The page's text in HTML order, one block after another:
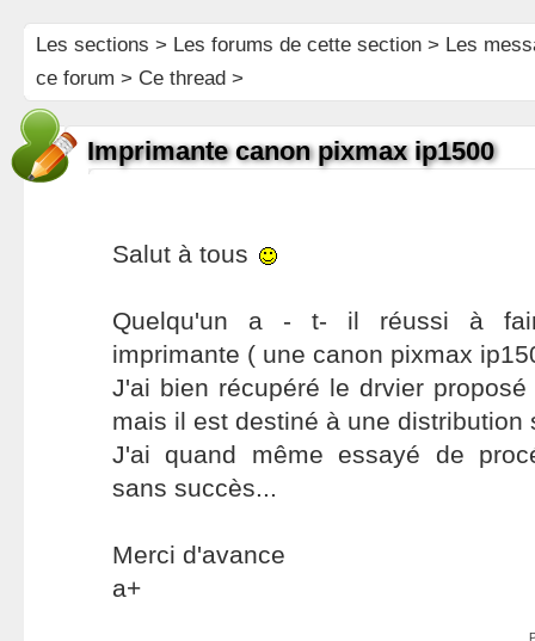
Les sections > Les forums de cette section> Les
ce forum > Ce thread >
Imprimante canon pixmax ip1500
Salut à tous
Quelqu'un a - t- il réussi à
imprimante ( une canon pixmax
J'ai bien récupéré le drvier
mais il est destiné à une distribution
J'ai quand même essayé de
sans succès...
Merci d'avance
a+